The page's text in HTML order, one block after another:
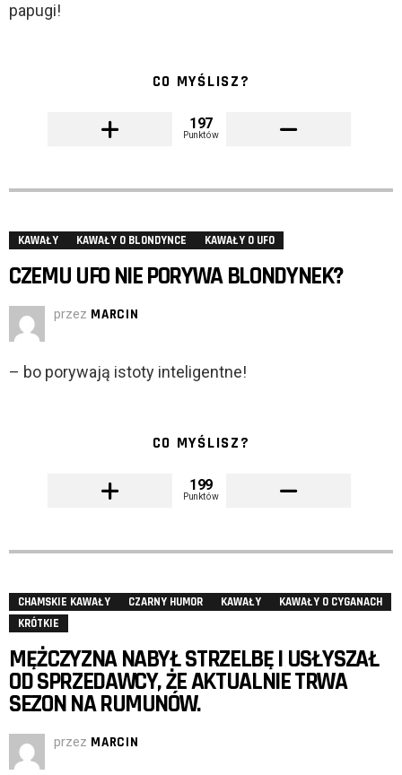
papugi!
CO MYŚLISZ?
197
Punktów
KAWAŁY KAWAŁY O BLONDYNCE KAWAŁY O UFO
CZEMU UFO NIE PORYWA BLONDYNEK?
przez MARCIN
– bo porywają istoty inteligentne!
CO MYŚLISZ?
199
Punktów
CHAMSKIE KAWAŁY CZARNY HUMOR KAWAŁY
KAWAŁY O CYGANACH
KRÓTKIE
MĘŻCZYZNA NABYŁ STRZELBĘ I USŁYSZAŁ
OD SPRZEDAWCY, ŻE AKTUALNIE TRWA
SEZON NA RUMUNÓW.
przez MARCIN